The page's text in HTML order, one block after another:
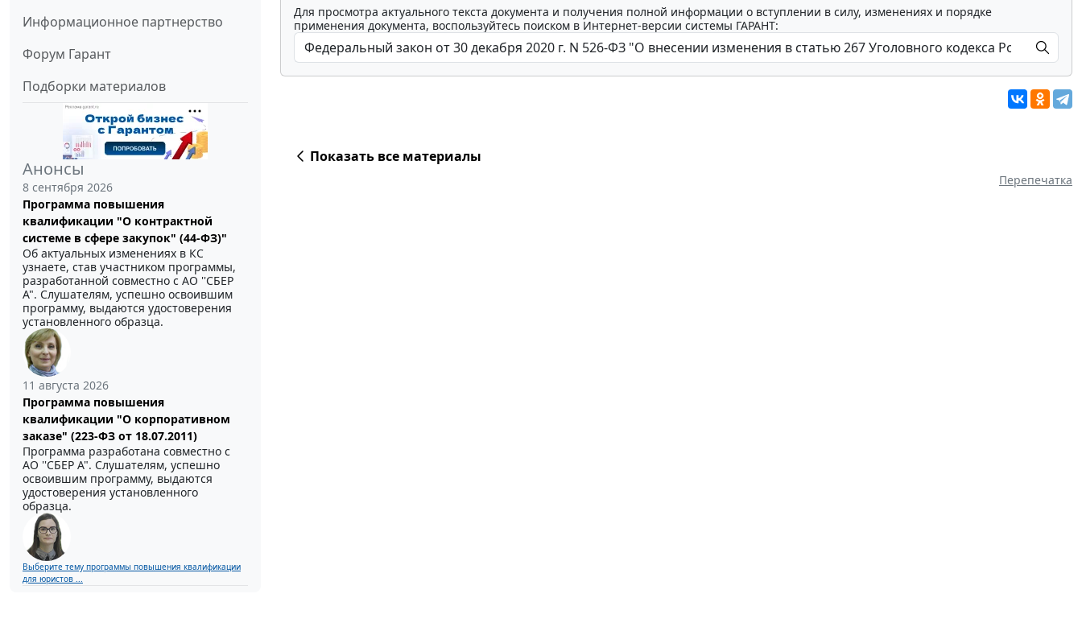
Информационное партнерство
Форум Гарант
Подборки материалов
Анонсы
8 сентября 2026
Программа повышения
квалификации "О контрактной
системе в сфере закупок" (44-ФЗ)"
Об актуальных изменениях в КС
узнаете, став участником программы,
разработанной совместно с АО ''СБЕР
А". Слушателям, успешно освоившим
программу, выдаются удостоверения
установленного образца.
11 августа 2026
Программа повышения
квалификации "О корпоративном
заказе" (223-ФЗ от 18.07.2011)
Программа разработана совместно с
АО ''СБЕР А". Слушателям, успешно
освоившим программу, выдаются
удостоверения установленного
образца.
Выберите тему программы повышения квалификации
для юристов ...
Для просмотра актуального текста документа и получения полной информации о вступлении в силу, изменениях и порядке
применения документа, воспользуйтесь поиском в Интернет-версии системы ГАРАНТ:
Показать все материалы
Перепечатка